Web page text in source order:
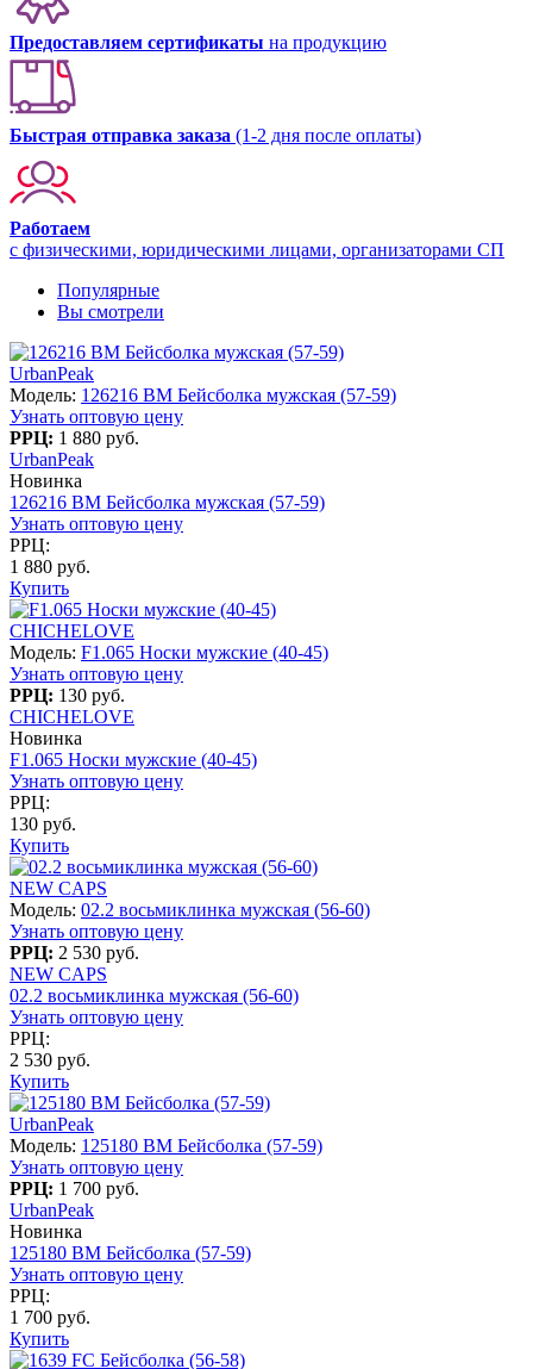
Предоставляем сертификаты на продукцию
Быстрая отправка заказа (1-2 дня после оплаты)
Работаем
с физическими, юридическими лицами, организаторами СП
Популярные
Вы смотрели
UrbanPeak
Модель: 126216 BM Бейсболка мужская (57-59)
Узнать оптовую цену
РРЦ: 1 880 руб.
UrbanPeak
Новинка
126216 BM Бейсболка мужская (57-59)
Узнать оптовую цену
РРЦ:
1 880 руб.
Купить
CHICHELOVE
Модель: F1.065 Носки мужские (40-45)
Узнать оптовую цену
РРЦ: 130 руб.
CHICHELOVE
Новинка
F1.065 Носки мужские (40-45)
Узнать оптовую цену
РРЦ:
130 руб.
Купить
NEW CAPS
Модель: 02.2 восьмиклинка мужская (56-60)
Узнать оптовую цену
РРЦ: 2 530 руб.
NEW CAPS
02.2 восьмиклинка мужская (56-60)
Узнать оптовую цену
РРЦ:
2 530 руб.
Купить
UrbanPeak
Модель: 125180 BM Бейсболка (57-59)
Узнать оптовую цену
РРЦ: 1 700 руб.
UrbanPeak
Новинка
125180 BM Бейсболка (57-59)
Узнать оптовую цену
РРЦ:
1 700 руб.
Купить